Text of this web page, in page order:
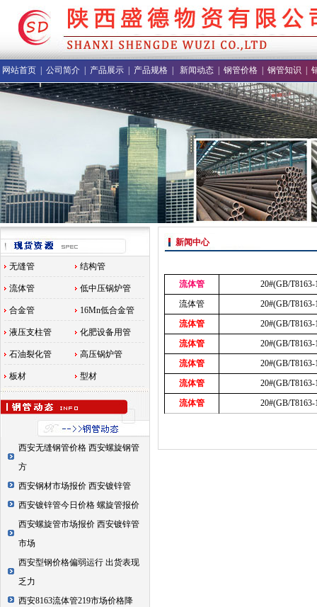
网站首页 公司简介 产品展示 产品规格 新闻动态 钢管价格 钢管知识
无缝管 结构管
流体管 低中压锅炉管
合金管 16Mn低合金管
液压支柱管 化肥设备用管
石油裂化管 高压锅炉管
板材 型材
西安无缝钢管价格 西安螺旋钢管
方
西安钢材市场报价 西安镀锌管
西安镀锌管今日价格 螺旋管报价
西安螺旋管市场报价 西安镀锌管
市场
西安型钢价格偏弱运行 出货表现
乏力
西安8163流体管219市场价格降
新闻中心
流体管
20#(GB/T8163-
流体管
20#(GB/T8163-
流体管
20#(GB/T8163-
流体管
20#(GB/T8163-
流体管
20#(GB/T8163-
流体管
20#(GB/T8163-
流体管
20#(GB/T8163-